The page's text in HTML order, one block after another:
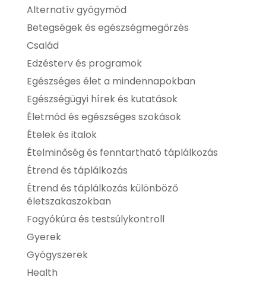
Alternatív gyógymód
Betegségek és egészségmegőrzés
Család
Edzésterv és programok
Egészséges élet a mindennapokban
Egészségügyi hírek és kutatások
Életmód és egészséges szokások
Ételek és italok
Ételminőség és fenntartható táplálkozás
Étrend és táplálkozás
Étrend és táplálkozás különböző
életszakaszokban
Fogyókúra és testsúlykontroll
Gyerek
Gyógyszerek
Health